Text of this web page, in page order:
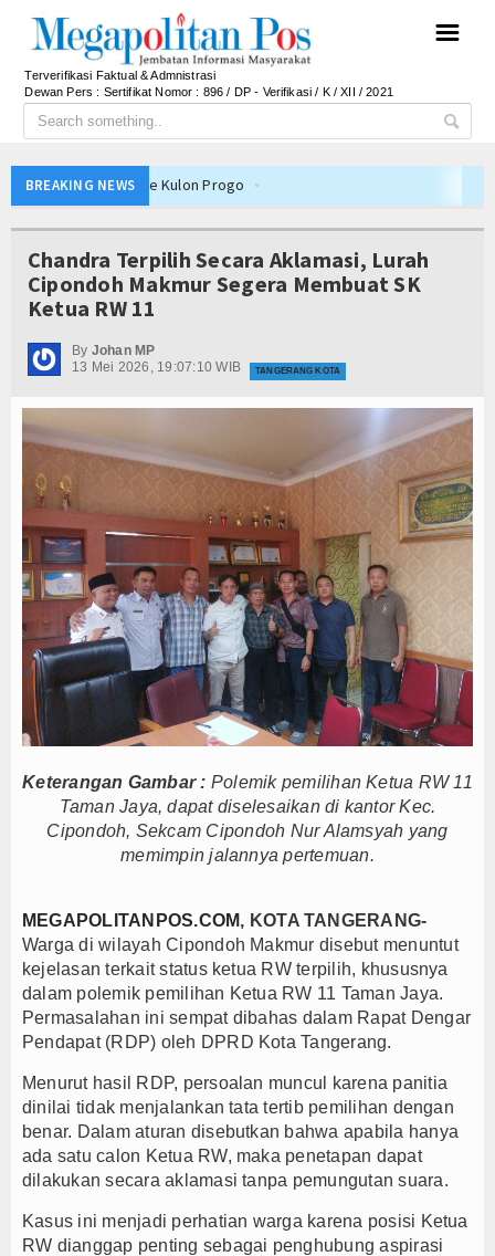
☰
Terverifikasi Faktual & Admnistrasi
Dewan Pers : Sertifikat Nomor : 896 / DP - Verifikasi / K / XII / 2021
BREAKING NEWS
ke Kulon Progo
dan Berani Kritik
Bupati Beri Penjelasan
Dana Tetap Aman
Rincian Anggarannya
Juara Piala Presiden 2026
Dalam Negeri
Pemkab Barito Utara Kaji Tiru Tata Kelola
Kelurahan se-Kalteng 2026
Tata Kelola dan Pelayanan Publik
dan Berani Kritik
Bupati Beri Penjelasan
2026, Dana Tetap Aman
Rincian Anggarannya
Solid dan Bermartabat
Juara Piala Presiden 2026
Dalam Negeri
Pemkab Barito Utara Kaji Tiru Tata Kelola
Kelurahan se-Kalteng 2026
Tata Kelola dan Pelayanan Publik
dan Berani Kritik
Bupati Beri Penjelasan
Rincian Anggarannya
Solid dan Bermartabat
Juara Piala Presiden 2026
Dalam Negeri
Chandra Terpilih Secara Aklamasi, Lurah
Cipondoh Makmur Segera Membuat SK
Ketua RW 11
By Johan MP
13 Mei 2026, 19:07:10 WIB
TANGERANG KOTA
Keterangan Gambar : Polemik pemilihan Ketua RW 11
Taman Jaya, dapat diselesaikan di kantor Kec.
Cipondoh, Sekcam Cipondoh Nur Alamsyah yang
memimpin jalannya pertemuan.
MEGAPOLITANPOS.COM, KOTA TANGERANG-
Warga di wilayah Cipondoh Makmur disebut menuntut
kejelasan terkait status ketua RW terpilih, khususnya
dalam polemik pemilihan Ketua RW 11 Taman Jaya.
Permasalahan ini sempat dibahas dalam Rapat Dengar
Pendapat (RDP) oleh DPRD Kota Tangerang.
Menurut hasil RDP, persoalan muncul karena panitia
dinilai tidak menjalankan tata tertib pemilihan dengan
benar. Dalam aturan disebutkan bahwa apabila hanya
ada satu calon Ketua RW, maka penetapan dapat
dilakukan secara aklamasi tanpa pemungutan suara.
Kasus ini menjadi perhatian warga karena posisi Ketua
RW dianggap penting sebagai penghubung aspirasi